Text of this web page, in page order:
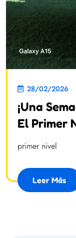
28/02/2026
¡Una
El Primer
primer nivel
Leer Más